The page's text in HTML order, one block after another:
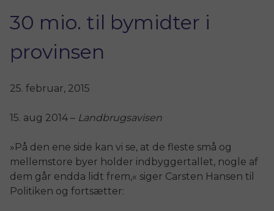
30 mio. til bymidter i
provinsen
25. februar, 2015
15. aug 2014 – Landbrugsavisen
»På den ene side kan vi se, at de fleste små og
mellemstore byer holder indbyggertallet, nogle af
dem går endda lidt frem,« siger Carsten Hansen til
Politiken og fortsætter: